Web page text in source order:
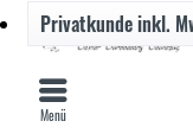
Privatkundeinkl.
Menü